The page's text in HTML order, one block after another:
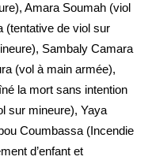
Amara Soumah (viol
(tentative de viol sur
Sambaly Camara
(vol à main armée),
la mort sans intention
sur mineure), Yaya
Coumbassa (Incendie
d’enfant et